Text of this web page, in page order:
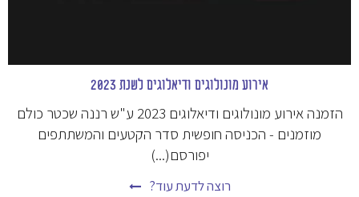
אירוע מונולוגים ודיאלוגים לשנת 2023
הזמנה אירוע מונולוגים ודיאלוגים 2023 ע"ש רננה שכטר כולם
מוזמנים - הכניסה חופשית סדר הקטעים והמשתתפים
יפורסם(...)
רוצה לדעת עוד?